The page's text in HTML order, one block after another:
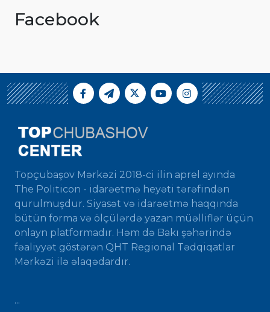
Facebook
Topçubaşov Mərkəzi 2018-ci ilin aprel ayında
The Politicon - idarəetmə heyəti tərəfindən
qurulmuşdur. Siyasət və idarəetmə haqqında
bütün forma və ölçülərdə yazan müəlliflər üçün
onlayn platformadır. Həm də Bakı şəhərində
fəaliyyət göstərən QHT Regional Tədqiqatlar
Mərkəzi ilə əlaqədardır.
...